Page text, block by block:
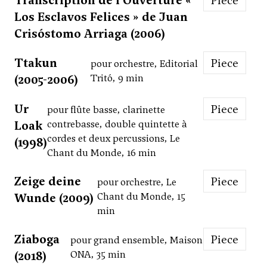
Los Esclavos Felices » de Juan
Crisóstomo Arriaga (2006)
Ttakun
(2005-2006)
pour orchestre, Editorial
Tritó, 9 min
Piece
Ur
Loak
(1998)
pour flûte basse, clarinette
contrebasse, double quintette à
cordes et deux percussions, Le
Chant du Monde, 16 min
Piece
Zeige deine
Wunde (2009)
pour orchestre, Le
Chant du Monde, 15
min
Piece
Ziaboga
(2018)
pour grand ensemble, Maison
ONA, 35 min
Piece